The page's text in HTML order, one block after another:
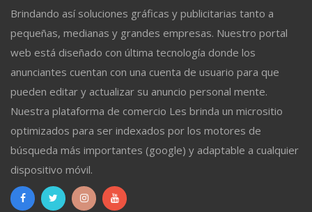
Brindando así soluciones gráficas y publicitarias tanto a
pequeñas, medianas y grandes empresas. Nuestro portal
web está diseñado con última tecnología donde los
anunciantes cuentan con una cuenta de usuario para que
pueden editar y actualizar su anuncio personal mente.
Nuestra plataforma de comercio Les brinda un micrositio
optimizados para ser indexados por los motores de
búsqueda más importantes (google) y adaptable a cualquier
dispositivo móvil.